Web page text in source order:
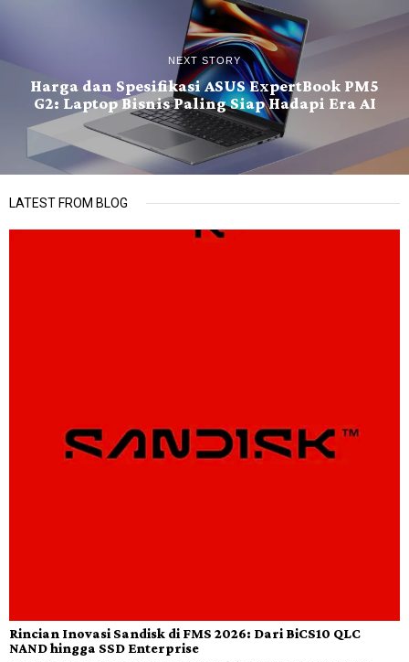
NEXT STORY
Harga dan Spesifikasi ASUS ExpertBook PM5
G2: Laptop Bisnis Paling Siap Hadapi Era AI
LATEST FROM BLOG
Rincian Inovasi Sandisk di FMS 2026: Dari BiCS10 QLC
NAND hingga SSD Enterprise